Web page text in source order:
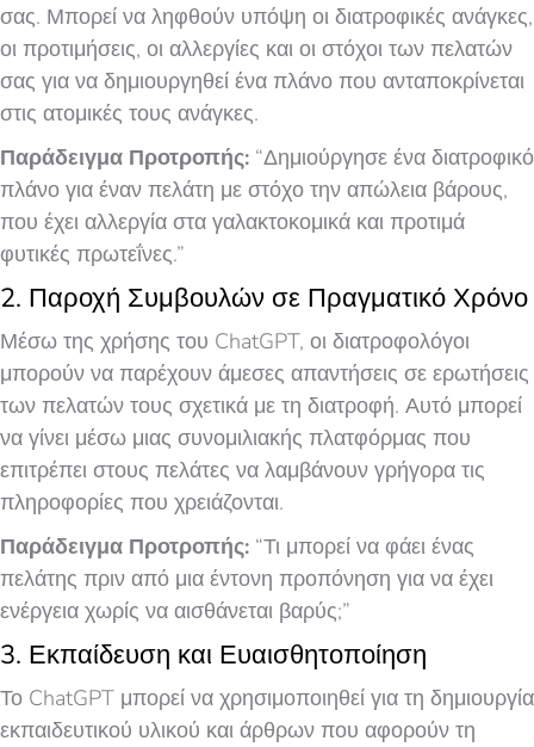
σας. Μπορεί να ληφθούν υπόψη οι διατροφικές ανάγκες,
οι προτιμήσεις, οι αλλεργίες και οι στόχοι των πελατών
σας για να δημιουργηθεί ένα πλάνο που ανταποκρίνεται
στις ατομικές τους ανάγκες.
Παράδειγμα Προτροπής: “Δημιούργησε ένα διατροφικό
πλάνο για έναν πελάτη με στόχο την απώλεια βάρους,
που έχει αλλεργία στα γαλακτοκομικά και προτιμά
φυτικές πρωτεΐνες.”
2. Παροχή Συμβουλών σε Πραγματικό Χρόνο
Μέσω της χρήσης του ChatGPT, οι διατροφολόγοι
μπορούν να παρέχουν άμεσες απαντήσεις σε ερωτήσεις
των πελατών τους σχετικά με τη διατροφή. Αυτό μπορεί
να γίνει μέσω μιας συνομιλιακής πλατφόρμας που
επιτρέπει στους πελάτες να λαμβάνουν γρήγορα τις
πληροφορίες που χρειάζονται.
Παράδειγμα Προτροπής: “Τι μπορεί να φάει ένας
πελάτης πριν από μια έντονη προπόνηση για να έχει
ενέργεια χωρίς να αισθάνεται βαρύς;”
3. Εκπαίδευση και Ευαισθητοποίηση
Το ChatGPT μπορεί να χρησιμοποιηθεί για τη δημιουργία
εκπαιδευτικού υλικού και άρθρων που αφορούν τη